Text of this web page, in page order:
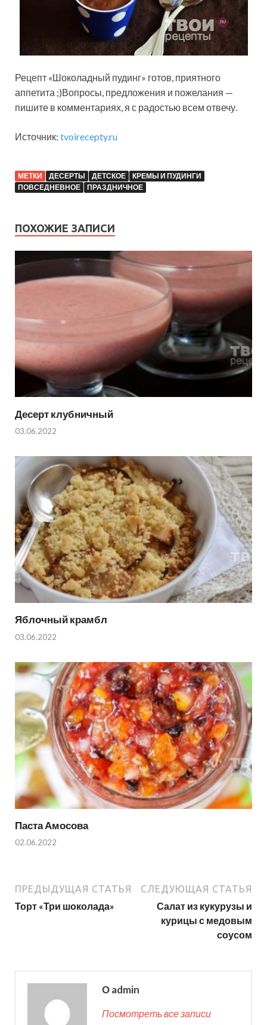
Рецепт «Шоколадный пудинг» готов, приятного
аппетита ;)Вопросы, предложения и пожелания —
пишите в комментариях, я с радостью всем отвечу.
Источник: tvoirecepty.ru
МЕТКИ ДЕСЕРТЫ ДЕТСКОЕ
КРЕМЫ И ПУДИНГИ
ПОВСЕДНЕВНОЕ
ПРАЗДНИЧНОЕ
ПОХОЖИЕ ЗАПИСИ
Десерт клубничный
03.06.2022
Яблочный крамбл
03.06.2022
Паста Амосова
02.06.2022
ПРЕДЫДУЩАЯ СТАТЬЯ
Торт «Три шоколада»
СЛЕДУЮЩАЯ СТАТЬЯ
Салат из кукурузы и
курицы с медовым
соусом
О admin
Посмотреть все записи